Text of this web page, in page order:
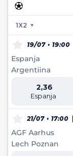
1X2
19/07 • 19:00
Espanja
Argentiina
Espanja
2,36
21/07 • 17:00
AGF Aarhus
Lech Poznan